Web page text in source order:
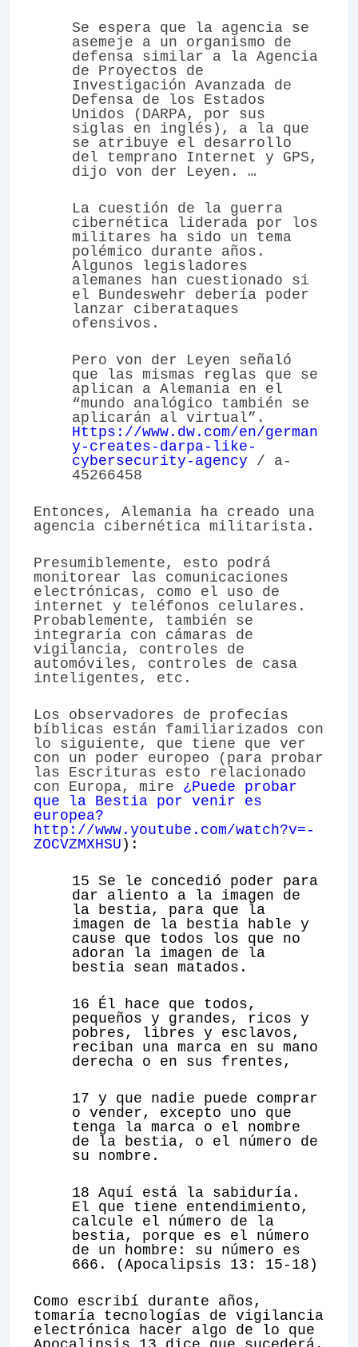
Se espera que la agencia se
asemeje a un organismo de
defensa similar a la Agencia
de Proyectos de
Investigación Avanzada de
Defensa de los Estados
Unidos (DARPA, por sus
siglas en inglés), a la que
se atribuye el desarrollo
del temprano Internet y GPS,
dijo von der Leyen. …
La cuestión de la guerra
cibernética liderada por los
militares ha sido un tema
polémico durante años.
Algunos legisladores
alemanes han cuestionado si
el Bundeswehr debería poder
lanzar ciberataques
ofensivos.
Pero von der Leyen señaló
que las mismas reglas que se
aplican a Alemania en el
“mundo analógico también se
aplicarán al virtual”.
Https://www.dw.com/en/german
y-creates-darpa-like-
cybersecurity-agency / a-
45266458
Entonces, Alemania ha creado una
agencia cibernética militarista.
Presumiblemente, esto podrá
monitorear las comunicaciones
electrónicas, como el uso de
internet y teléfonos celulares.
Probablemente, también se
integraría con cámaras de
vigilancia, controles de
automóviles, controles de casa
inteligentes, etc.
Los observadores de profecías
bíblicas están familiarizados con
lo siguiente, que tiene que ver
con un poder europeo (para probar
las Escrituras esto relacionado
con Europa, mire ¿Puede probar
que la Bestia por venir es
europea?
http://www.youtube.com/watch?v=-
ZOCVZMXHSU ):
15 Se le concedió poder para
dar aliento a la imagen de
la bestia, para que la
imagen de la bestia hable y
cause que todos los que no
adoran la imagen de la
bestia sean matados.
16 Él hace que todos,
pequeños y grandes, ricos y
pobres, libres y esclavos,
reciban una marca en su mano
derecha o en sus frentes,
17 y que nadie puede comprar
o vender, excepto uno que
tenga la marca o el nombre
de la bestia, o el número de
su nombre.
18 Aquí está la sabiduría.
El que tiene entendimiento,
calcule el número de la
bestia, porque es el número
de un hombre: su número es
666. (Apocalipsis 13: 15-18)
Como escribí durante años,
tomaría tecnologías de vigilancia
electrónica hacer algo de lo que